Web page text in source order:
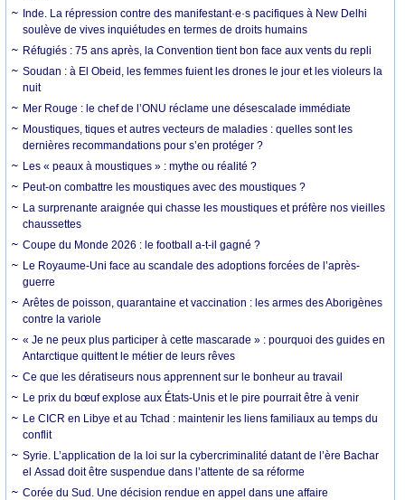
Inde. La répression contre des manifestant·e·s pacifiques à New Delhi
soulève de vives inquiétudes en termes de droits humains
Réfugiés : 75 ans après, la Convention tient bon face aux vents du repli
Soudan : à El Obeid, les femmes fuient les drones le jour et les violeurs la
nuit
Mer Rouge : le chef de l’ONU réclame une désescalade immédiate
Moustiques, tiques et autres vecteurs de maladies : quelles sont les
dernières recommandations pour s’en protéger ?
Les « peaux à moustiques » : mythe ou réalité ?
Peut-on combattre les moustiques avec des moustiques ?
La surprenante araignée qui chasse les moustiques et préfère nos vieilles
chaussettes
Coupe du Monde 2026 : le football a-t-il gagné ?
Le Royaume-Uni face au scandale des adoptions forcées de l’après-
guerre
Arêtes de poisson, quarantaine et vaccination : les armes des Aborigènes
contre la variole
« Je ne peux plus participer à cette mascarade » : pourquoi des guides en
Antarctique quittent le métier de leurs rêves
Ce que les dératiseurs nous apprennent sur le bonheur au travail
Le prix du bœuf explose aux États-Unis et le pire pourrait être à venir
Le CICR en Libye et au Tchad : maintenir les liens familiaux au temps du
conflit
Syrie. L’application de la loi sur la cybercriminalité datant de l’ère Bachar
el Assad doit être suspendue dans l’attente de sa réforme
Corée du Sud. Une décision rendue en appel dans une affaire